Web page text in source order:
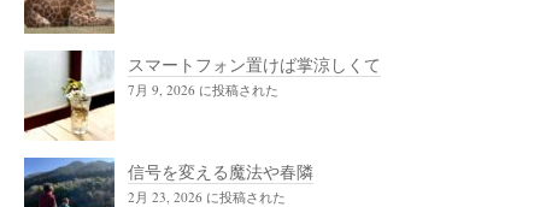
スマートフォン置けば掌涼しくて
7月 9, 2026 に投稿された
信号を変える魔法や春隣
2月 23, 2026 に投稿された